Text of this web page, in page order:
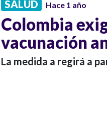
SALUD Hace 1 año
Colombia
vacunación
La medida a regirá a